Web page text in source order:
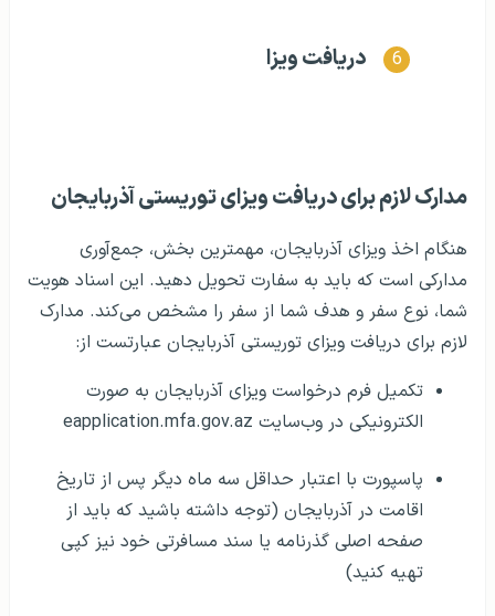
دریافت ویزا
مدارک لازم برای دریافت ویزای توریستی آذربایجان
هنگام اخذ ویزای آذربایجان، مهمترین بخش، جمع‌آوری
مدارکی است که باید به سفارت تحویل دهید. این اسناد هویت
شما، نوع سفر و هدف شما از سفر را مشخص می‌کند. مدارک
لازم برای دریافت ویزای توریستی آذربایجان عبارتست از:
تکمیل فرم درخواست ویزای آذربایجان به صورت
الکترونیکی در وب‌سایت eapplication.mfa.gov.az
پاسپورت با اعتبار حداقل سه ماه دیگر پس از تاریخ
اقامت در آذربایجان (توجه داشته باشید که باید از
صفحه اصلی گذرنامه یا سند مسافرتی خود نیز کپی
تهیه کنید)